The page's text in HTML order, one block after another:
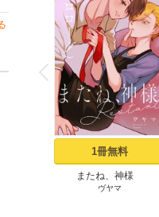
P
r
e
v
i
o
u
s
1冊無料
またね、神様
Restart［ばら売り］ プ
ヴヤマ